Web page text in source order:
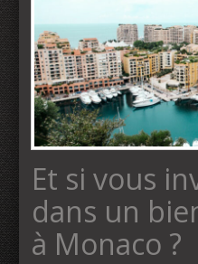
Et si vous
dans un
à Monaco ?